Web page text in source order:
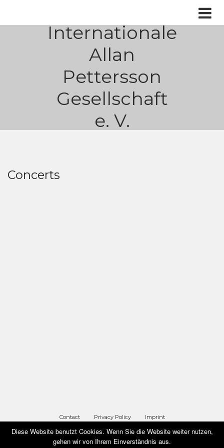
Internationale
Allan
Pettersson
Gesellschaft
e. V.
Concerts
Contact Privacy Policy Imprint
Diese Website benutzt Cookies. Wenn Sie die Website weiter nutzen,
gehen wir von Ihrem Einverständnis aus.